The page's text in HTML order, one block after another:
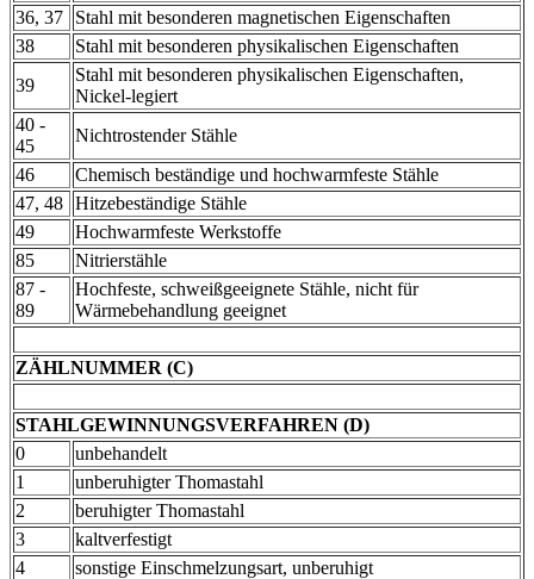
36, 37
Stahl mit besonderen magnetischen Eigenschaften
38
Stahl mit besonderen physikalischen Eigenschaften
39
Stahl mit besonderen physikalischen Eigenschaften,
Nickel-legiert
40 -
45
Nichtrostender Stähle
46
Chemisch beständige und hochwarmfeste Stähle
47, 48 Hitzebeständige Stähle
49
Hochwarmfeste Werkstoffe
85
Nitrierstähle
87 -
89
Hochfeste, schweißgeeignete Stähle, nicht für
Wärmebehandlung geeignet
ZÄHLNUMMER (C)
STAHLGEWINNUNGSVERFAHREN (D)
0
unbehandelt
1
unberuhigter Thomastahl
2
beruhigter Thomastahl
3
kaltverfestigt
4
sonstige Einschmelzungsart, unberuhigt